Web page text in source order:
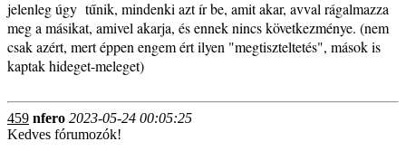
jelenleg úgy tűnik, mindenki azt ír be, amit akar, avval rágalmazza
meg a másikat, amivel akarja, és ennek nincs következménye. (nem
csak azért, mert éppen engem ért ilyen "megtiszteltetés", mások is
kaptak hideget-meleget)
459 nfero 2023-05-24 00:05:25
Kedves fórumozók!